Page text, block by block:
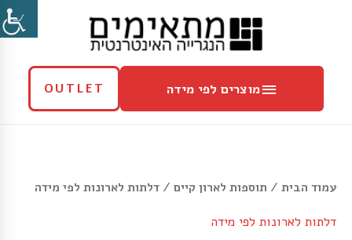
OUTLET
מוצרים
לפי
מידה
מוצרים לפי מידה
עמוד הבית / תוספות לארון קיים / דלתות לארונות לפי מידה
דלתות לארונות לפי מידה